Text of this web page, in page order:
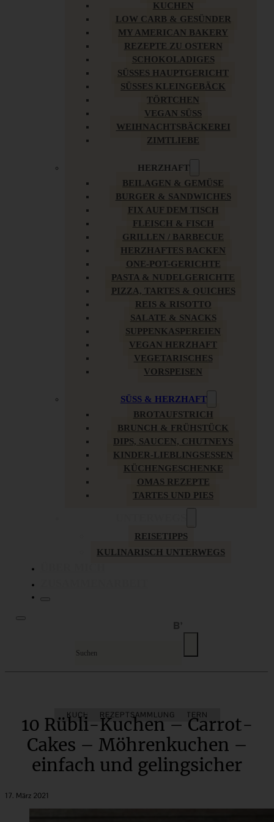
KUCHEN
LOW CARB & GESÜNDER
MY AMERICAN BAKERY
REZEPTE ZU OSTERN
SCHOKOLADIGES
SÜSSES HAUPTGERICHT
SÜSSES KLEINGEBÄCK
TÖRTCHEN
VEGAN SÜSS
WEIHNACHTSBÄCKEREI
ZIMTLIEBE
HERZHAFT
BEILAGEN & GEMÜSE
BURGER & SANDWICHES
FIX AUF DEM TISCH
FLEISCH & FISCH
GRILLEN / BARBECUE
HERZHAFTES BACKEN
ONE-POT-GERICHTE
PASTA & NUDELGERICHTE
PIZZA, TARTES & QUICHES
REIS & RISOTTO
SALATE & SNACKS
SUPPENKASPEREIEN
VEGAN HERZHAFT
VEGETARISCHES
VORSPEISEN
SÜSS & HERZHAFT
BROTAUFSTRICH
BRUNCH & FRÜHSTÜCK
DIPS, SAUCEN, CHUTNEYS
KINDER-LIEBLINGSESSEN
KÜCHENGESCHENKE
OMAS REZEPTE
TARTES UND PIES
REISETIPPS
KULINARISCH UNTERWEGS
KUCHEN REZEPTE ZU OSTERN
REZEPTSAMMLUNG
10 Rübli-Kuchen – Carrot-
Cakes – Möhrenkuchen –
einfach und gelingsicher
17. März 2021